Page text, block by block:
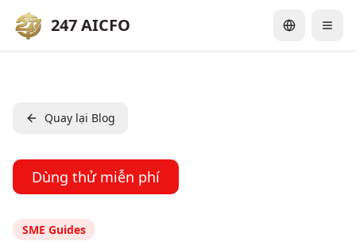
247 AICFO
Quay lại Blog
Dùng thử miễn phí
SME Guides